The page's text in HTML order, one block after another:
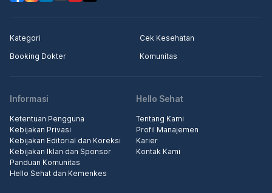
Kategori
Cek Kesehatan
Booking Dokter
Komunitas
Informasi
Ketentuan Pengguna
Kebijakan Privasi
Kebijakan Editorial dan Koreksi
Kebijakan Iklan dan Sponsor
Panduan Komunitas
Hello Sehat dan Kemenkes
Hello Sehat
Tentang Kami
Profil Manajemen
Karier
Kontak Kami